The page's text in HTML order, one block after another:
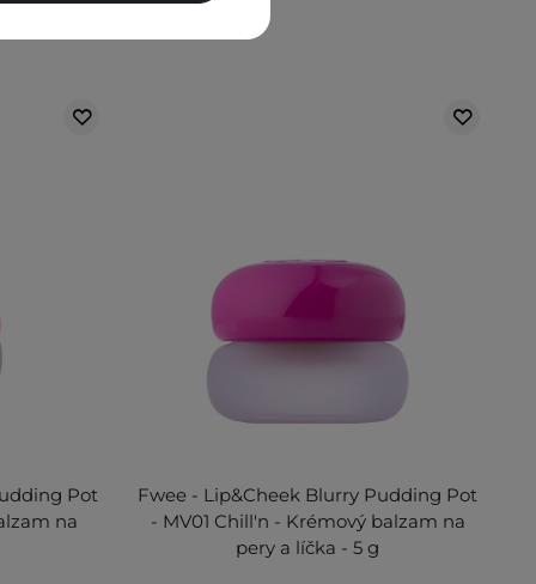
Pot
na
Fwee - Lip&Cheek Blurry Pudding Pot
- MV01 Chill'n - Krémový balzam na
pery a líčka - 5 g